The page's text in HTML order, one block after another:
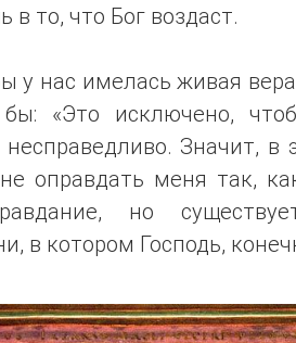
то, что Бог воздаст.
у нас имелась живая
«Это исключено,
Значит, в
оправдать меня так,
но
в котором Господь,